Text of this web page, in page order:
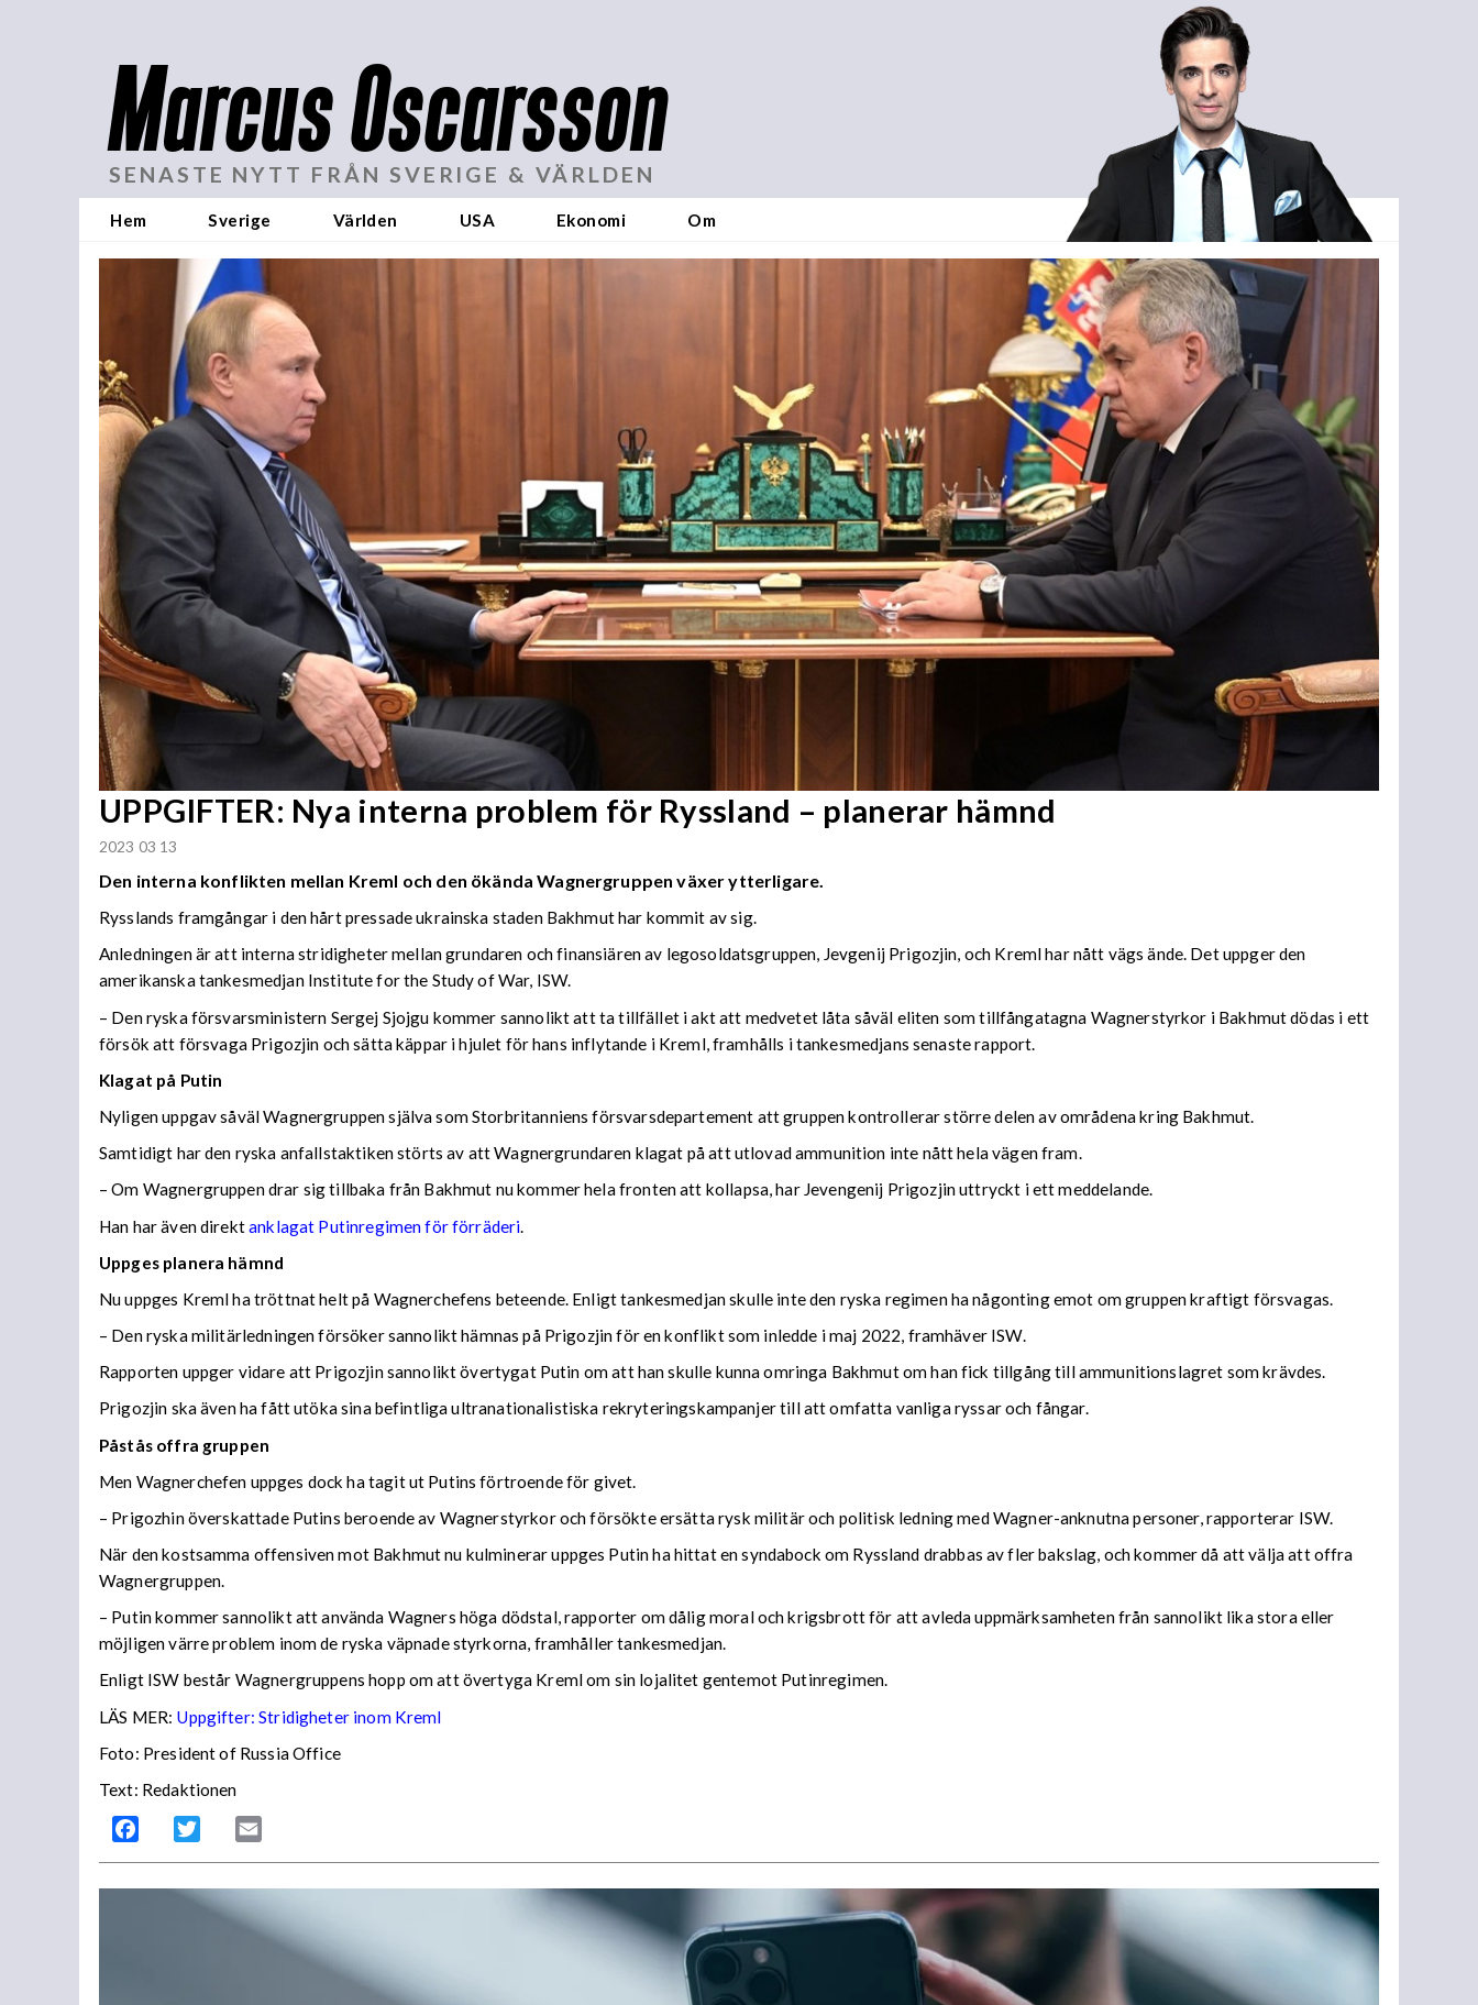
Marcus Oscarsson
SENASTE NYTT FRÅN SVERIGE & VÄRLDEN
Hem Sverige Världen USA Ekonomi Om
UPPGIFTER: Nya interna problem för Ryssland – planerar hämnd
2023 03 13
Den interna konflikten mellan Kreml och den ökända Wagnergruppen växer ytterligare.
Rysslands framgångar i den hårt pressade ukrainska staden Bakhmut har kommit av sig.
Anledningen är att interna stridigheter mellan grundaren och finansiären av legosoldatsgruppen, Jevgenij Prigozjin, och Kreml har nått vägs ände. Det uppger den
amerikanska tankesmedjan Institute for the Study of War, ISW.
– Den ryska försvarsministern Sergej Sjojgu kommer sannolikt att ta tillfället i akt att medvetet låta såväl eliten som tillfångatagna Wagnerstyrkor i Bakhmut dödas i ett
försök att försvaga Prigozjin och sätta käppar i hjulet för hans inflytande i Kreml, framhålls i tankesmedjans senaste rapport.
Klagat på Putin
Nyligen uppgav såväl Wagnergruppen själva som Storbritanniens försvarsdepartement att gruppen kontrollerar större delen av områdena kring Bakhmut.
Samtidigt har den ryska anfallstaktiken störts av att Wagnergrundaren klagat på att utlovad ammunition inte nått hela vägen fram.
– Om Wagnergruppen drar sig tillbaka från Bakhmut nu kommer hela fronten att kollapsa, har Jevengenij Prigozjin uttryckt i ett meddelande.
Han har även direktanklagat Putinregimen för förräderi
Uppges planera hämnd
Nu uppges Kreml ha tröttnat helt på Wagnerchefens beteende. Enligt tankesmedjan skulle inte den ryska regimen ha någonting emot om gruppen kraftigt försvagas.
– Den ryska militärledningen försöker sannolikt hämnas på Prigozjin för en konflikt som inledde i maj 2022, framhäver ISW.
Rapporten uppger vidare att Prigozjin sannolikt övertygat Putin om att han skulle kunna omringa Bakhmut om han fick tillgång till ammunitionslagret som krävdes.
Prigozjin ska även ha fått utöka sina befintliga ultranationalistiska rekryteringskampanjer till att omfatta vanliga ryssar och fångar.
Påstås offra gruppen
Men Wagnerchefen uppges dock ha tagit ut Putins förtroende för givet.
– Prigozhin överskattade Putins beroende av Wagnerstyrkor och försökte ersätta rysk militär och politisk ledning med Wagner-anknutna personer, rapporterar ISW.
När den kostsamma offensiven mot Bakhmut nu kulminerar uppges Putin ha hittat en syndabock om Ryssland drabbas av fler bakslag, och kommer då att välja att offra
Wagnergruppen.
– Putin kommer sannolikt att använda Wagners höga dödstal, rapporter om dålig moral och krigsbrott för att avleda uppmärksamheten från sannolikt lika stora eller
möjligen värre problem inom de ryska väpnade styrkorna, framhåller tankesmedjan.
Enligt ISW består Wagnergruppens hopp om att övertyga Kreml om sin lojalitet gentemot Putinregimen.
LÄS MER: Uppgifter: Stridigheter inom Kreml
Foto: President of Russia Office
Text: Redaktionen
Facebook Twitter